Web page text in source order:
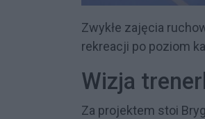
Zwykłe zajęcia
rekreacji po poziom
Wizja
Za projektem stoi